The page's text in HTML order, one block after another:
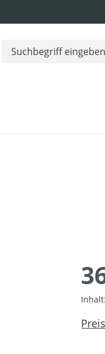
Inhalt: